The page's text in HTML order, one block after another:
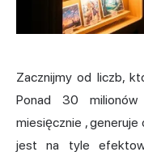
Zacznijmy od liczb,
Ponad 30
miesięcznie , generuje
jest na tyle